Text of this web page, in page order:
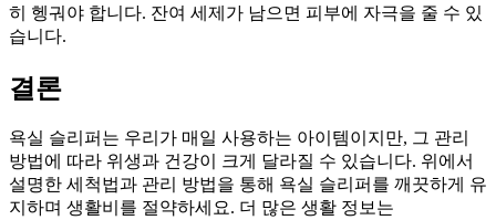
히 헹궈야 합니다. 잔여 세제가 남으면 피부에 자극을 줄 수 있
습니다.
결론
욕실 슬리퍼는 우리가 매일 사용하는 아이템이지만, 그 관리
방법에 따라 위생과 건강이 크게 달라질 수 있습니다. 위에서
설명한 세척법과 관리 방법을 통해 욕실 슬리퍼를 깨끗하게 유
지하며 생활비를 절약하세요. 더 많은 생활 정보는